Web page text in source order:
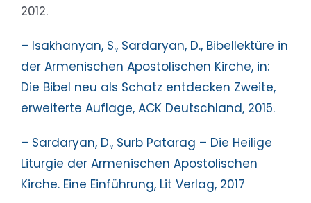
2012.
– Isakhanyan, S., Sardaryan, D., Bibellektüre in
der Armenischen Apostolischen Kirche, in:
Die Bibel neu als Schatz entdecken Zweite,
erweiterte Auflage, ACK Deutschland, 2015.
– Sardaryan, D., Surb Patarag – Die Heilige
Liturgie der Armenischen Apostolischen
Kirche. Eine Einführung, Lit Verlag, 2017